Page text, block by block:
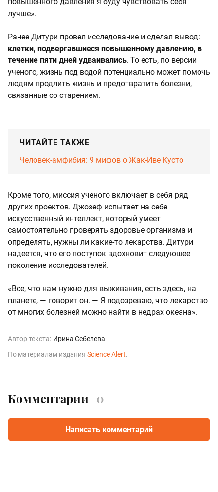
повышенного давления я буду чувствовать себя
лучше».
Ранее Дитури провел исследование и сделал вывод:
клетки, подвергавшиеся повышенному давлению, в
течение пяти дней удваивались. То есть, по версии
ученого, жизнь под водой потенциально может помочь
людям продлить жизнь и предотвратить болезни,
связанные со старением.
ЧИТАЙТЕ ТАКЖЕ
Человек-амфибия: 9 мифов о Жак-Иве Кусто
Кроме того, миссия ученого включает в себя ряд
других проектов. Джозеф испытает на себе
искусственный интеллект, который умеет
самостоятельно проверять здоровье организма и
определять, нужны ли какие-то лекарства. Дитури
надеется, что его поступок вдохновит следующее
поколение исследователей.
«Все, что нам нужно для выживания, есть здесь, на
планете, — говорит он. — Я подозреваю, что лекарство
от многих болезней можно найти в недрах океана».
Автор текста: Ирина Себелева
По материалам издания Science Alert.
Комментарии 0
Написать комментарий